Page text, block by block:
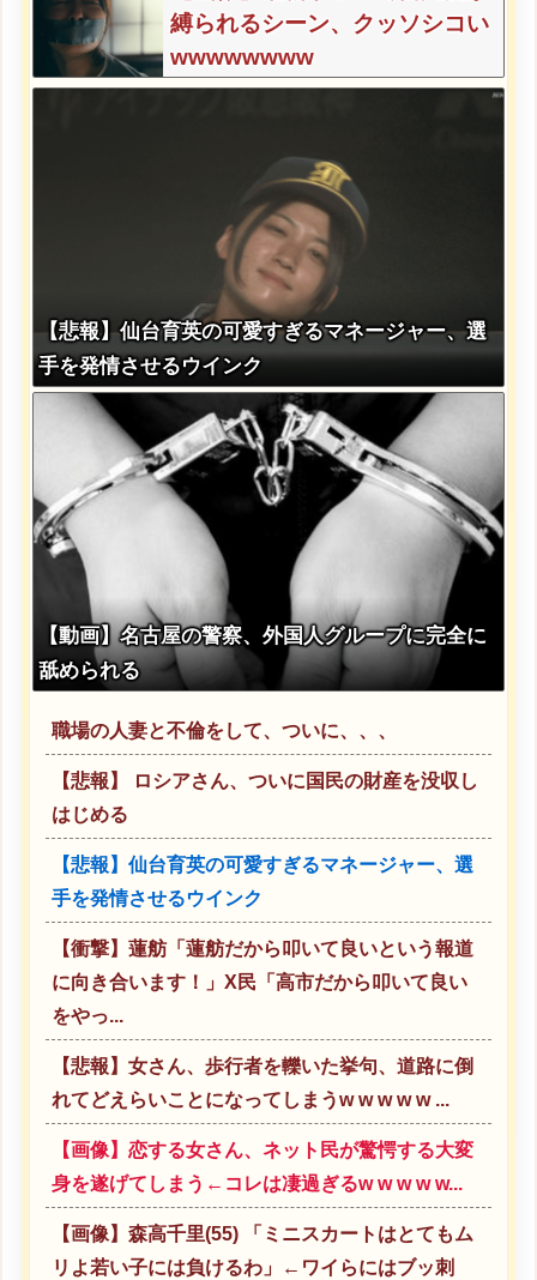
縛られるシーン、クッソシコい
wwwwwwww
【悲報】仙台育英の可愛すぎるマネージャー、選
手を発情させるウインク
【動画】名古屋の警察、外国人グループに完全に
舐められる
職場の人妻と不倫をして、ついに、、、
【悲報】 ロシアさん、ついに国民の財産を没収し
はじめる
【悲報】仙台育英の可愛すぎるマネージャー、選
手を発情させるウインク
【衝撃】蓮舫「蓮舫だから叩いて良いという報道
に向き合います！」X民「高市だから叩いて良い
をやっ...
【悲報】女さん、歩行者を轢いた挙句、道路に倒
れてどえらいことになってしまうw w w w w ...
【画像】恋する女さん、ネット民が驚愕する大変
身を遂げてしまう←コレは凄過ぎるw w w w w...
【画像】森高千里(55) 「ミニスカートはとてもム
リよ若い子には負けるわ」←ワイらにはブッ刺